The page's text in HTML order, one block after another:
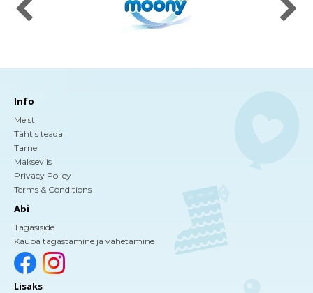
Info
Meist
Tähtis teada
Tarne
Makseviis
Privacy Policy
Terms & Conditions
Abi
Tagasiside
Kauba tagastamine ja vahetamine
Lisaks